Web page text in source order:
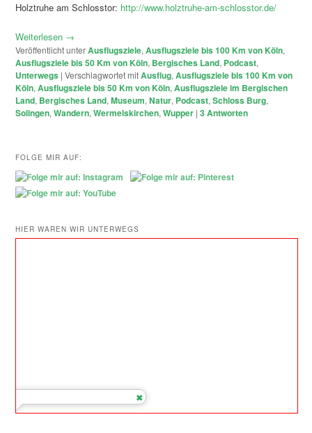
Holztruhe am Schlosstor: http://www.holztruhe-am-schlosstor.de/
Weiterlesen →
Veröffentlicht unterAusflugsziele,Ausflugsziele bis 100 Km von Köln,
Ausflugsziele bis 50 Km von Köln, Bergisches Land, Podcast,
Unterwegs |Verschlagwortet mitAusflug,Ausflugsziele bis 100 Km von
Köln,Ausflugsziele bis 50 Km von Köln,Ausflugsziele im Bergischen
Land, Bergisches Land,Museum,Natur, Podcast,Schloss Burg,
Solingen,Wandern,Wermelskirchen,Wupper |3Antworten
FOLGE MIR AUF:
HIER WAREN WIR UNTERWEGS